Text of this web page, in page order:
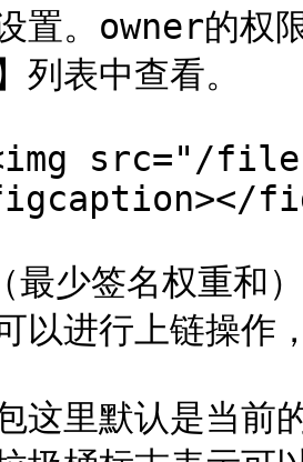
置。owner的权
列表中查看。
src="/files/
少签名权重和
以进行上链操作
这里默认是当前